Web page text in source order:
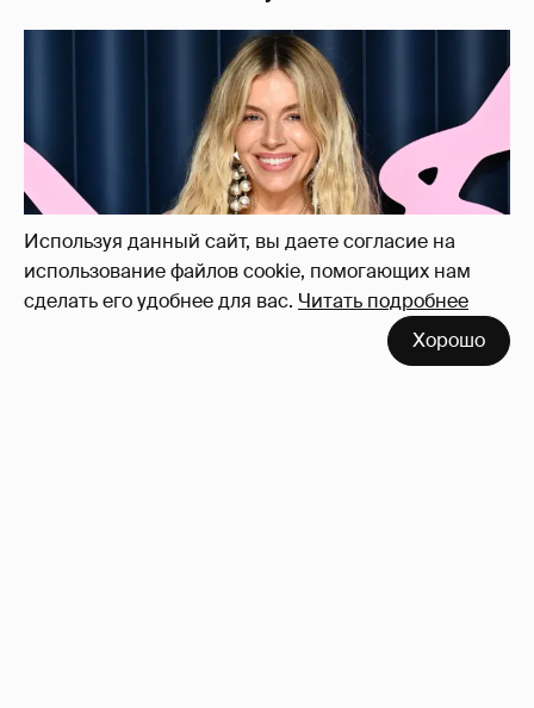
Используя данный сайт, вы даете согласие на
использование файлов cookie, помогающих нам
сделать его удобнее для вас. Читать подробнее
Хорошо
Сиенна Миллер раскрыла пол третьего
ребёнка и показала редкие фото с детьми